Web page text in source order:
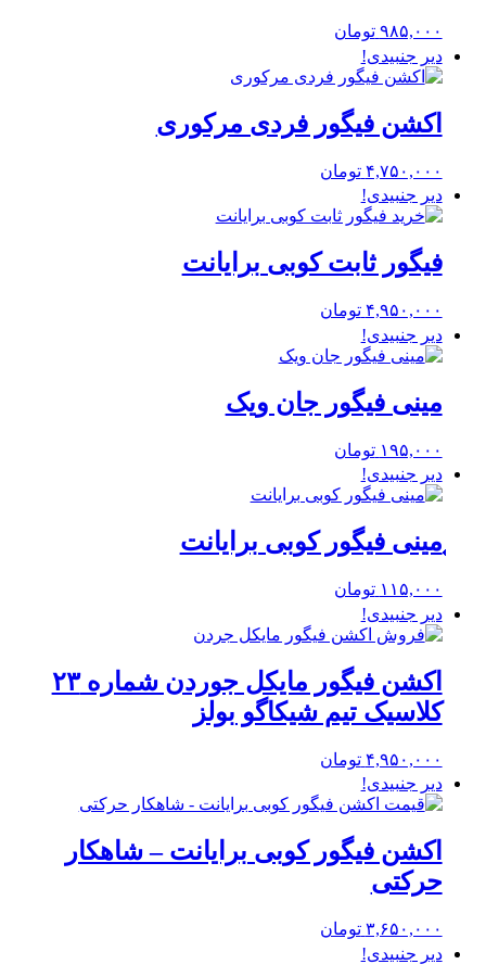
۹۸۵,۰۰۰ تومان
دیر جنبیدی!
اکشن فیگور فردی مرکوری
۴,۷۵۰,۰۰۰ تومان
دیر جنبیدی!
فیگور ثابت کوبی برایانت
۴,۹۵۰,۰۰۰ تومان
دیر جنبیدی!
مینی فیگور جان ویک
۱۹۵,۰۰۰ تومان
دیر جنبیدی!
مینی فیگور کوبی برایانت
۱۱۵,۰۰۰ تومان
دیر جنبیدی!
اکشن فیگور مایکل جوردن شماره ۲۳
کلاسیک تیم شیکاگو بولز
۴,۹۵۰,۰۰۰ تومان
دیر جنبیدی!
اکشن فیگور کوبی برایانت – شاهکار
حرکتی
۳,۶۵۰,۰۰۰ تومان
دیر جنبیدی!